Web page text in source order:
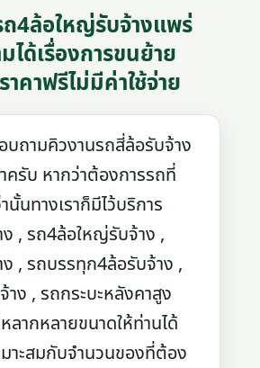
4ล้อใหญ่รับจ้างแพร่
ได้เรื่องการขนย้าย
คาฟรีไม่มีค่าใช้จ่าย
ามคิวงานรถสี่ล้อรับจ้าง
ครับ หากว่าต้องการรถที่
นั้นทางเราก็มีไว้บริการ
, รถ4ล้อใหญ่รับจ้าง ,
, รถบรรทุก4ล้อรับจ้าง ,
าง , รถกระบะหลังคาสูง
ลากหลายขนาดให้ท่านได้
มาะสมกับจำนวนของที่ต้อง